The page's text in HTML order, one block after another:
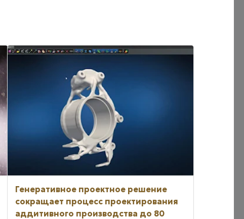
Генеративное проектное решение
сокращает процесс проектирования
аддитивного производства до 80